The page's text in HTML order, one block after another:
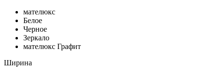
мателюкс
Белое
Черное
Зеркало
мателюкс Графит
Ширина